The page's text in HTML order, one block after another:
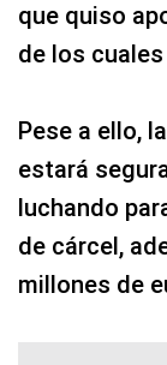
que quiso
de los
Pese a ello,
estará
luchando
de cárcel,
millones de